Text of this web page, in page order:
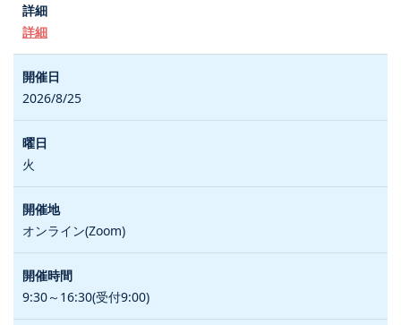
詳細
2026/8/25
火
オンライン(Zoom)
9:30～16:30(受付9:00)